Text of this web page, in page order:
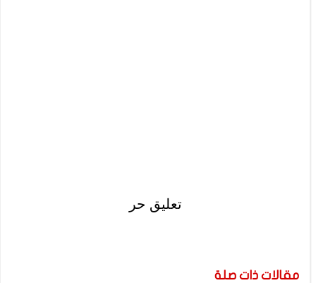
تعليق حر
مقالات ذات صلة